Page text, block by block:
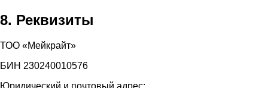
8. Реквизиты
ТОО «Мейкрайт»
БИН 230240010576
Юридический и почтовый адрес: